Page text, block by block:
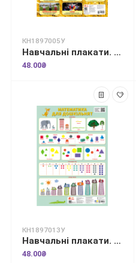
КН1897005У
Навчальні плакати. Символи України
48.00₴
КН1897013У
Навчальні плакати. Математика для дошкільнят
48.00₴